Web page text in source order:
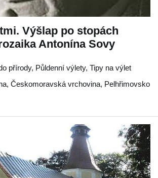
Výšlap po stopách
Antonína Sovy
přírody, Půldenní výlety, Tipy na výlet
, Českomoravská vrchovina, Pelhřimovsko